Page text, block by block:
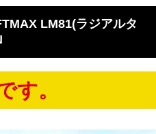
LM81(ラジアルタ
す。